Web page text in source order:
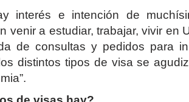
interés e intención de
venir a estudiar, trabajar, vivir en
de consultas y pedidos para
distintos tipos de visa se